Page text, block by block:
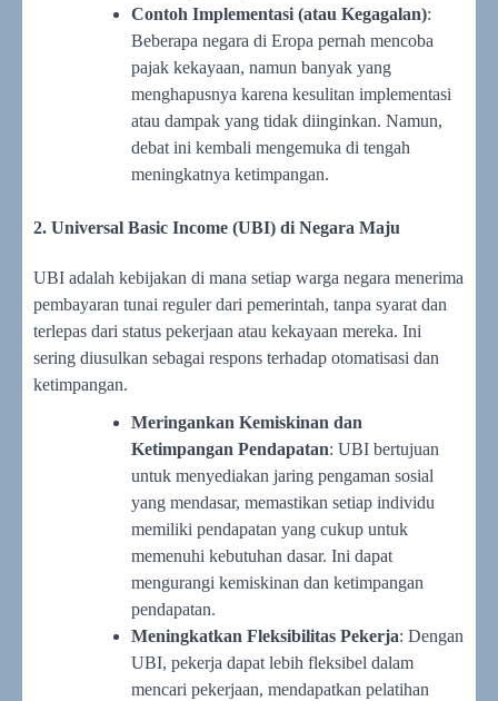
Contoh Implementasi (atau Kegagalan):
Beberapa negara di Eropa pernah mencoba
pajak kekayaan, namun banyak yang
menghapusnya karena kesulitan implementasi
atau dampak yang tidak diinginkan. Namun,
debat ini kembali mengemuka di tengah
meningkatnya ketimpangan.
2. Universal Basic Income (UBI) di Negara Maju
UBI adalah kebijakan di mana setiap warga negara menerima
pembayaran tunai reguler dari pemerintah, tanpa syarat dan
terlepas dari status pekerjaan atau kekayaan mereka. Ini
sering diusulkan sebagai respons terhadap otomatisasi dan
ketimpangan.
Meringankan Kemiskinan dan
Ketimpangan Pendapatan: UBI bertujuan
untuk menyediakan jaring pengaman sosial
yang mendasar, memastikan setiap individu
memiliki pendapatan yang cukup untuk
memenuhi kebutuhan dasar. Ini dapat
mengurangi kemiskinan dan ketimpangan
pendapatan.
Meningkatkan Fleksibilitas Pekerja: Dengan
UBI, pekerja dapat lebih fleksibel dalam
mencari pekerjaan, mendapatkan pelatihan